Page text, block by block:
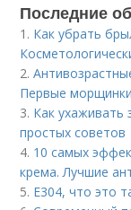
Последние
1. Как убрать
2.
Первые
3. Как ухаживать
простых советов
4. 10 самых
крема. Лучшие
5. Е304, что это